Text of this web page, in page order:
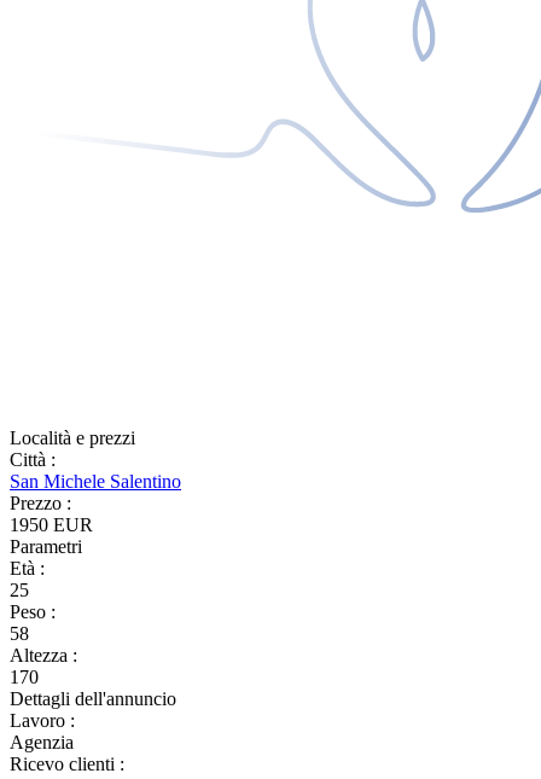
Località e prezzi
Città :
San Michele Salentino
Prezzo :
1950 EUR
Parametri
Età :
25
Peso :
58
Altezza :
170
Dettagli dell'annuncio
Lavoro :
Agenzia
Ricevo clienti :